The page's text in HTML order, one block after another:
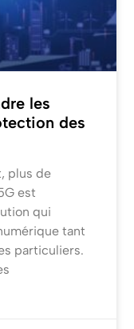
les
des
plus de
est
qui
tant
particuliers.